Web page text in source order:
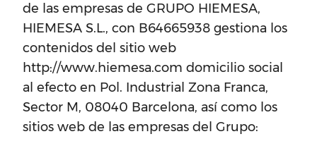
de las empresas de GRUPO HIEMESA,
HIEMESA S.L., con B64665938 gestiona los
contenidos del sitio web
http://www.hiemesa.com domicilio social
al efecto en Pol. Industrial Zona Franca,
Sector M, 08040 Barcelona, así como los
sitios web de las empresas del Grupo: